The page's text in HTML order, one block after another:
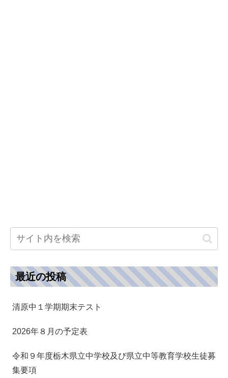
最近の投稿
清原中１学期期末テスト
2026年８月の予定表
令和９年度栃木県立中学校及び県立中等教育学校生徒募
集要項